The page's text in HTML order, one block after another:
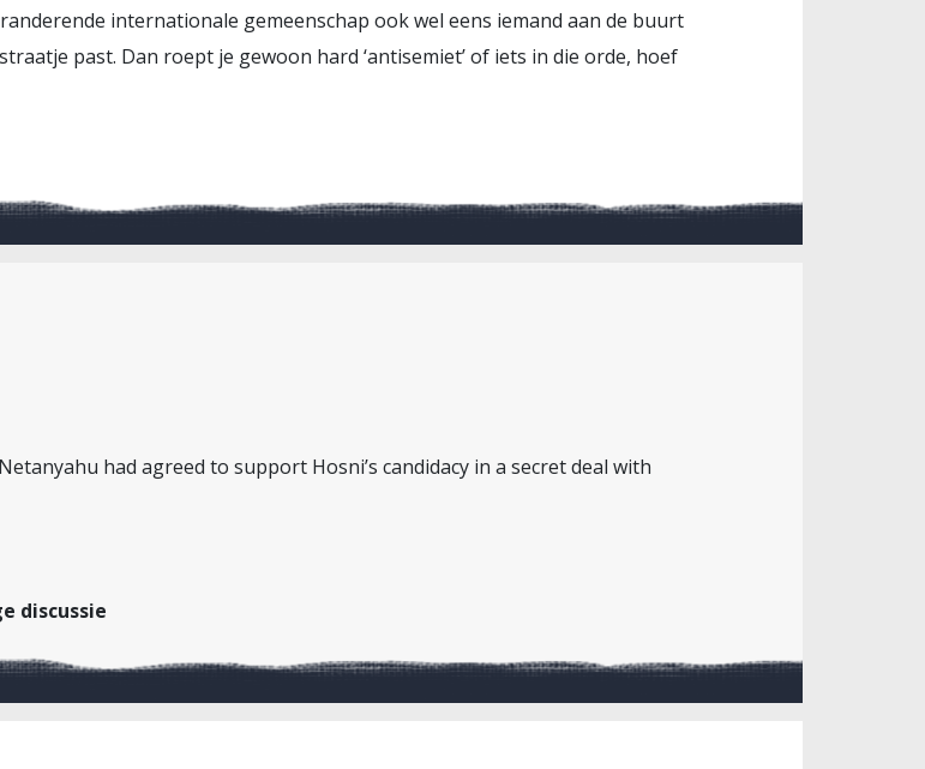
internationale gemeenschap ook wel eens iemand aan de buurt
past. Dan roept je gewoon hard ‘antisemiet’ of iets in die orde, hoef
had agreed to support Hosni’s candidacy in a secret deal with
discussie